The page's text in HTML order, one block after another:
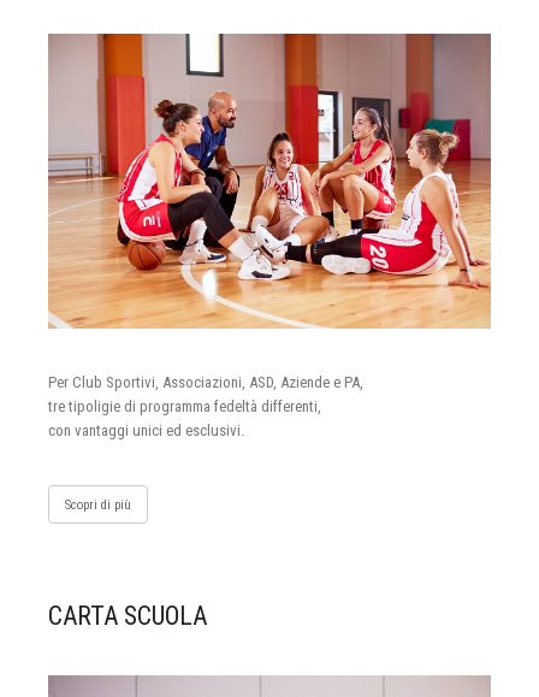
Per Club Sportivi, Associazioni, ASD, Aziende e PA,
tre tipoligie di programma fedeltà differenti,
con vantaggi unici ed esclusivi.
Scopri di più
CARTA SCUOLA